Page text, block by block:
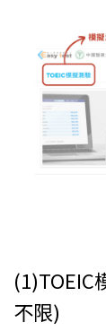
(1)TOEIC
不限)